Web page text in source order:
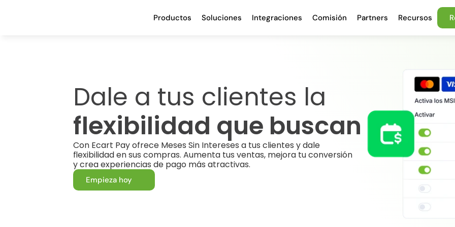
Productos Soluciones Integraciones Comisión Partners Recursos
flexibilidad que buscan
Con Ecart Pay ofrece Meses Sin Intereses a tus clientes y dale
flexibilidad en sus compras. Aumenta tus ventas, mejora tu conversión
y crea experiencias de pago más atractivas.
Empieza hoy